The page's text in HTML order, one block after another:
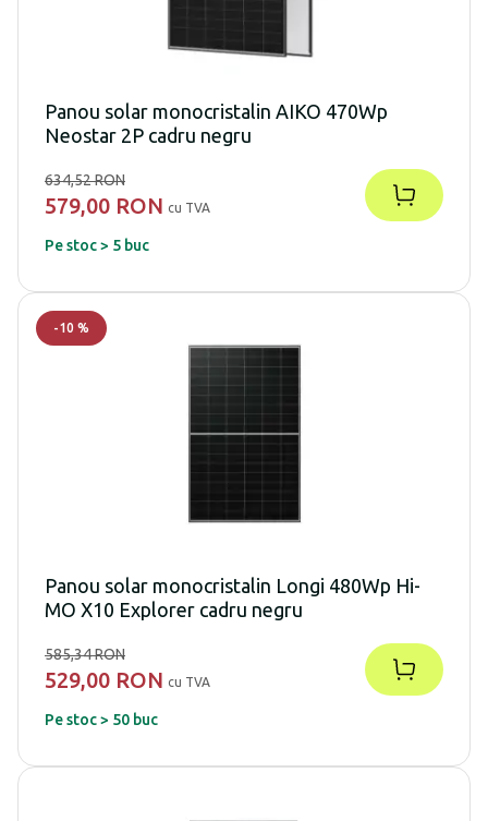
Panou solar monocristalin AIKO 470Wp
Neostar 2P cadru negru
634,52 RON
579,00 RON cu TVA
Pe stoc > 5 buc
-10 %
Panou solar monocristalin Longi 480Wp Hi-
MO X10 Explorer cadru negru
585,34 RON
529,00 RON cu TVA
Pe stoc > 50 buc